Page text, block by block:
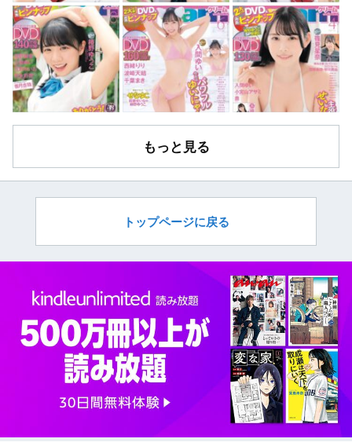
もっと見る
トップページに戻る